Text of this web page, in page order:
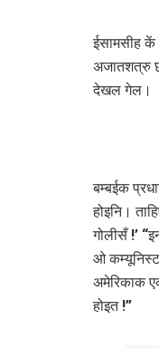
ईसामसीह कें
अजातशत्रु
देखल गेल।
बम्बईक
होइनि।
गोलीसँ !’
ओ कम्यूनिस्ट
अमेरिकाक
होइत !”